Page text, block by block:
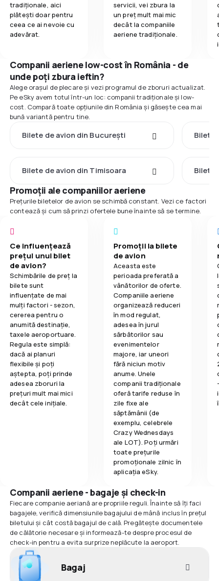
tradiționale, aici
plătești doar pentru
ceea ce ai nevoie cu
adevărat.
servicii, vei zbura la
un preț mult mai mic
decât la companiile
aeriene tradiționale.
Companii aeriene low-cost în România - de
unde poți zbura ieftin?
Alege orașul de plecare și vezi programul de zboruri actualizat.
Pe eSky avem totul într-un loc: companii tradiționale și low-
cost. Compară toate opțiunile din România și găsește cea mai
bună variantă pentru tine.
Bilete de avion din București Bilete
Bilete de avion din Timisoara Bilete
Promoții ale companiilor aeriene
Prețurile biletelor de avion se schimbă constant. Vezi ce factori
contează și cum să prinzi ofertele bune înainte să se termine.
Ce influențează
prețul unui bilet
de avion?
Schimbările de preț la
bilete sunt
influențate de mai
mulți factori - sezon,
cererea pentru o
anumită destinație,
taxele aeroportuare.
Regula este simplă:
dacă ai planuri
flexibile și poți
aștepta, poți prinde
adesea zboruri la
prețuri mult mai mici
decât cele inițiale.
Promoții la bilete
de avion
Aceasta este
perioada preferată a
vânătorilor de oferte.
Companiile aeriene
organizează reduceri
în mod regulat,
adesea în jurul
sărbătorilor sau
evenimentelor
majore, iar uneori
fără niciun motiv
anume. Unele
companii tradiționale
oferă tarife reduse în
zile fixe ale
săptămânii (de
exemplu, celebrele
Crazy Wednesdays
ale LOT). Poți urmări
toate prețurile
promoționale zilnic în
aplicația eSky.
Companii aeriene - bagaje și check-in
Fiecare companie aeriană are propriile reguli. Înainte să îți faci
bagajele, verifică dimensiunile bagajului de mână inclus în prețul
biletului și cât costă bagajul de cală. Pregătește documentele
de călătorie necesare și informează-te despre procesul de
check-in pentru a evita surprize neplăcute la aeroport.
Bagaj